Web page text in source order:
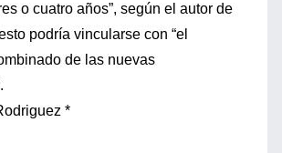
o cuatro años”, según el autor de
podría vincularse con “el
de las nuevas
*